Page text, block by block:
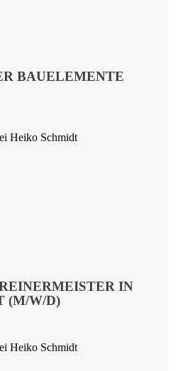
BAUELEMENTE
Heiko Schmidt
IN
(M/W/D)
Heiko Schmidt